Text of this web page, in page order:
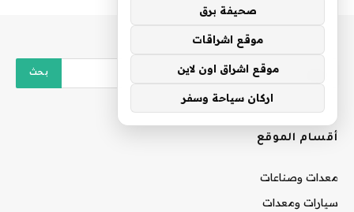
أقسام الموقع
معدات وصناعات
سيارات ومعدات
صحيفة برق
موقع اشراقات
موقع اشراق اون لاين
اركان سياحة وسفر